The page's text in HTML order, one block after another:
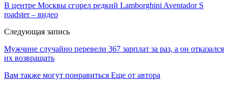
В центре Москвы сгорел редкий Lamborghini Aventador S
roadster – видео
Следующая запись
Мужчине случайно перевели 367 зарплат за раз, а он отказался
их возвращать
Вам также могут понравиться Еще от автора